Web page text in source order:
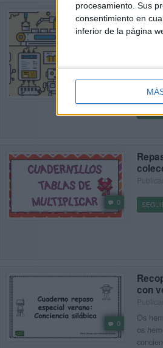
procesamiento. Sus
consentimiento en
inferior de la página
0
una
0
0
con
Os
os